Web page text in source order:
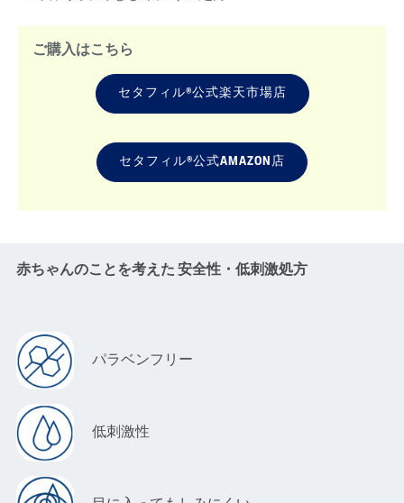
ご購入はこちら
セタフィル®公式楽天市場店
セタフィル®公式AMAZON店
赤ちゃんのことを考えた 安全性・低刺激処方
パラベンフリー
低刺激性